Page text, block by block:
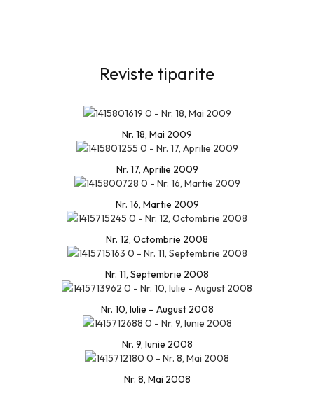
Reviste tiparite
Nr. 18, Mai 2009
Nr. 17, Aprilie 2009
Nr. 16, Martie 2009
Nr. 12, Octombrie 2008
Nr. 11, Septembrie 2008
Nr. 10, Iulie – August 2008
Nr. 9, Iunie 2008
Nr. 8, Mai 2008